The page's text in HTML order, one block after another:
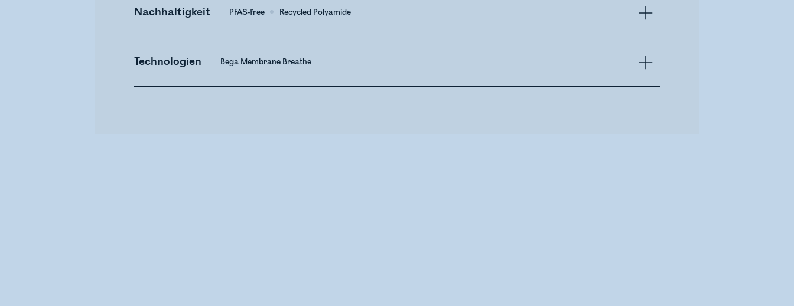
Nachhaltigkeit PFAS-free Recycled Polyamide
Technologien Bega Membrane Breathe